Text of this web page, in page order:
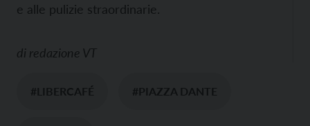
e alle pulizie straordinarie.
di redazione VT
#LIBERCAFÉ #PIAZZA DANTE